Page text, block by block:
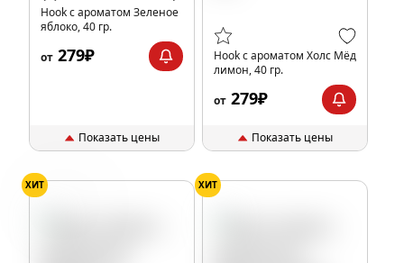
Hook с ароматом Зеленое
яблоко, 40 гр.
от 279₽
Показать цены
Hook с ароматом Холс Мёд
лимон, 40 гр.
от 279₽
Показать цены
ХИТ
ХИТ